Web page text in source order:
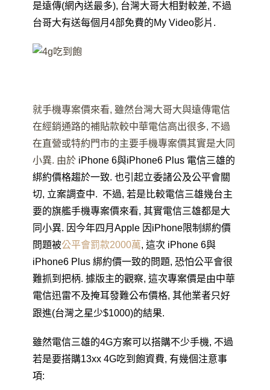
是遠傳(網內送最多), 台灣大哥大相對較差, 不過
台哥大有送每個月4部免費的My Video影片.
就手機專案價來看, 雖然台灣大哥大與遠傳電信
在經銷通路的補貼款較中華電信高出很多, 不過
在直營或特約門市的主要手機專案價其實是大同
小異. 由於 iPhone 6與iPhone6 Plus 電信三雄的
綁約價格趨於一致. 也引起立委諸公及公平會關
切, 立案調查中. 不過, 若是比較電信三雄幾台主
要的旗艦手機專案價來看, 其實電信三雄都是大
同小異. 因今年四月Apple 因iPhone限制綁約價
問題被公平會罰款2000萬, 這次 iPhone 6與
iPhone6 Plus 綁約價一致的問題, 恐怕公平會很
難抓到把柄. 據版主的觀察, 這次專案價是由中華
電信迅雷不及掩耳發難公布價格, 其他業者只好
跟進(台灣之星少$1000)的結果.
雖然電信三雄的4G方案可以搭購不少手機, 不過
若是要搭購13xx 4G吃到飽資費, 有幾個注意事
項: